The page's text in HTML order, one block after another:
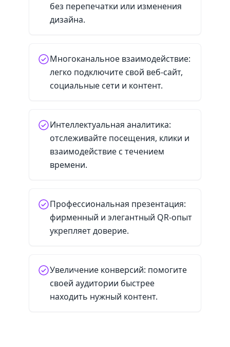
без перепечатки или изменения
дизайна.
Многоканальное взаимодействие:
легко подключите свой веб-сайт,
социальные сети и контент.
Интеллектуальная аналитика:
отслеживайте посещения, клики и
взаимодействие с течением
времени.
Профессиональная презентация:
фирменный и элегантный QR-опыт
укрепляет доверие.
Увеличение конверсий: помогите
своей аудитории быстрее
находить нужный контент.